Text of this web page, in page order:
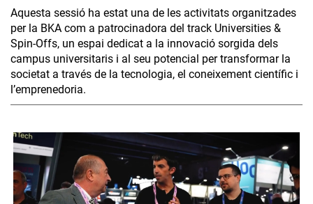
Aquesta sessió ha estat una de les activitats organitzades
per la BKA com a patrocinadora del track Universities &
Spin-Offs, un espai dedicat a la innovació sorgida dels
campus universitaris i al seu potencial per transformar la
societat a través de la tecnologia, el coneixement científic i
l’emprenedoria.